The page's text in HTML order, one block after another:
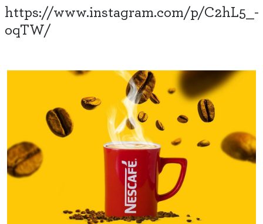
https://www.instagram.com/p/C2hL5_-
oqTW/